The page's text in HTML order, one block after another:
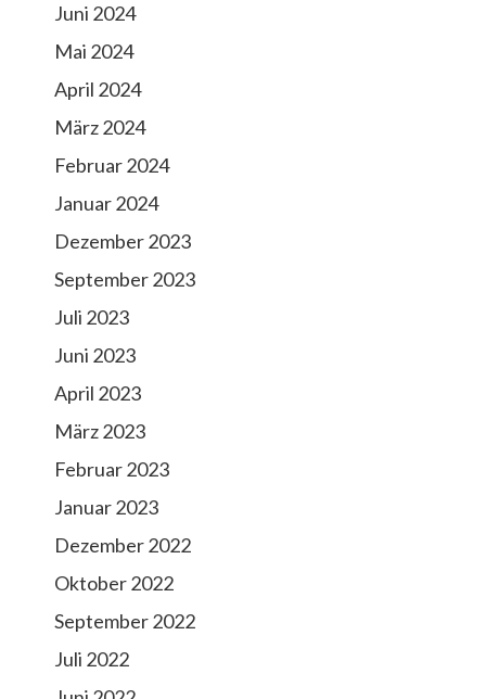
Juni 2024
Mai 2024
April 2024
März 2024
Februar 2024
Januar 2024
Dezember 2023
September 2023
Juli 2023
Juni 2023
April 2023
März 2023
Februar 2023
Januar 2023
Dezember 2022
Oktober 2022
September 2022
Juli 2022